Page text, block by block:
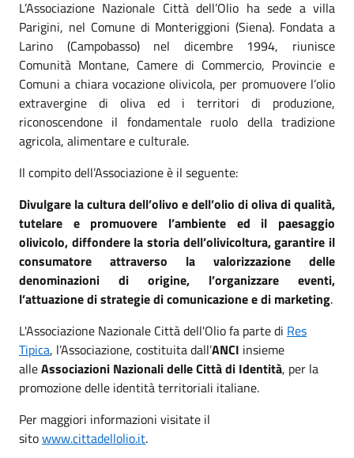
L’Associazione Nazionale Città dell’Olio ha sede a villa
Parigini, nel Comune di Monteriggioni (Siena). Fondata a
Larino (Campobasso) nel dicembre 1994, riunisce
Comunità Montane, Camere di Commercio, Provincie e
Comuni a chiara vocazione olivicola, per promuovere l’olio
extravergine di oliva ed i territori di produzione,
riconoscendone il fondamentale ruolo della tradizione
agricola, alimentare e culturale.
Il compito dell’Associazione è il seguente:
Divulgare la cultura dell’olivo e dell’olio di oliva di qualità,
tutelare e promuovere l’ambiente ed il paesaggio
olivicolo, diffondere la storia dell’olivicoltura, garantire il
consumatore attraverso la valorizzazione delle
denominazioni di origine, l’organizzare eventi,
l’attuazione di strategie di comunicazione e di marketing.
L'Associazione Nazionale Città dell'Olio fa parte di Res
Tipica, l’Associazione, costituita dall’ANCI insieme
alleAssociazioni Nazionali delle Città di Identità, per la
promozione delle identità territoriali italiane.
Per maggiori informazioni visitate il
sitowww.cittadellolio.it.